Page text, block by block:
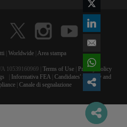
Worldwide Area stampa
10539160969 | Terms of Use|
Privacy Policy
Informativa FEA
Candidates' Security and
| Canale di segnalazione